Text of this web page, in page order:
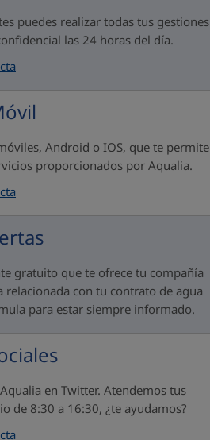
puedes realizar todas tus gestiones
las 24 horas del día.
Android o IOS, que te permite
proporcionados por Aqualia.
gratuito que te ofrece tu compañía
con tu contrato de agua
para estar siempre informado.
en Twitter. Atendemos tus
de 8:30 a 16:30, ¿te ayudamos?